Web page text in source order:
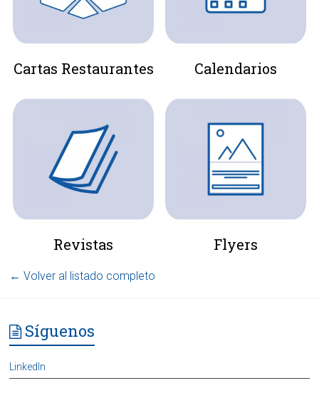
Cartas Restaurantes Calendarios
Revistas Flyers
← Volver al listado completo
Síguenos
LinkedIn